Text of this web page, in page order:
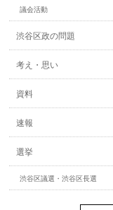
議会活動
渋谷区政の問題
考え・思い
資料
速報
選挙
渋谷区議選・渋谷区長選